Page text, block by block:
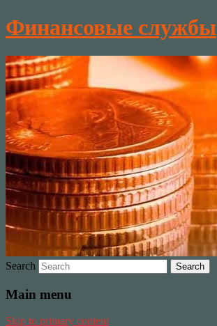
Финансовые службы
Search
Main menu
Skip to primary content